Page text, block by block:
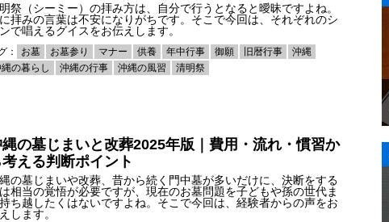
祭（シーミー）の拝み方は、自分で行うとなると曖昧ですよね。
拝みの言葉は不安になりがちです。そこで今回は、それぞれのシ
で唱えるグイスをお伝えします。
： お墓 お墓参り マナー 供養 年中行事 御願 旧暦行事
沖縄
の暮らし
沖縄の行事 沖縄の風習 清明祭
の墓じまいと改葬2025年版｜費用・流れ・慣習か
える判断ポイント
の墓じまいや改葬、昔から続く門中墓が多いだけに、決断をする
相当の覚悟が必要ですが、現在のお墓問題を子どもや孫の世代ま
ち越したくはないですよね。そこで今回は、経験者からの声をお
します。